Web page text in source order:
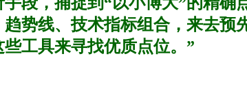
势线、技术指标组合，来去预
工具来寻找优质点位。”